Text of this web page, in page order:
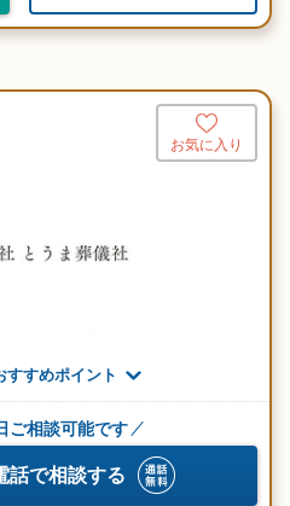
お気に入り
すすめポイント
ご相談可能です
話で相談する